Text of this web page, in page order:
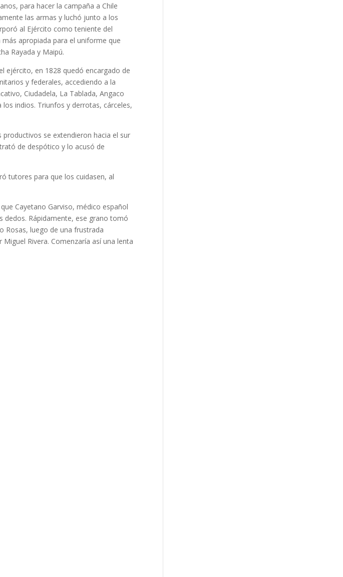
para hacer la campaña a Chile
las armas y luchó junto a los
al Ejército como teniente del
apropiada para el uniforme que
Rayada y Maipú.
ejército, en 1828 quedó encargado de
y federales, accediendo a la
Ciudadela, La Tablada, Angaco
indios. Triunfos y derrotas, cárceles,
se extendieron hacia el sur
de despótico y lo acusó de
tutores para que los cuidasen, al
Cayetano Garviso, médico español
Rápidamente, ese grano tomó
Rosas, luego de una frustrada
Rivera. Comenzaría así una lenta